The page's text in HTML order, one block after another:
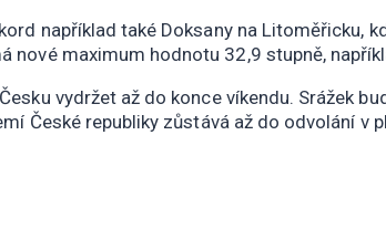
například také Doksany na Litoměřicku,
nové maximum hodnotu 32,9 stupně,
vydržet až do konce víkendu. Srážek
České republiky zůstává až do odvolání